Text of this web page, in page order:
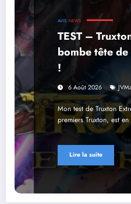
AVIS NEWS
TEST –
bombe tête
!
6 Août 2026
Mon test de Truxton
premiers Truxton, est
Lire la suite